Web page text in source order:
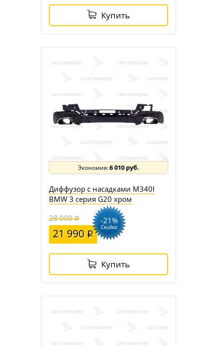
Купить
6 010 руб.
Диффузор с насадками M340I
BMW 3 серия G20 хром
28 000
21 990
-21%
Скидка
Купить